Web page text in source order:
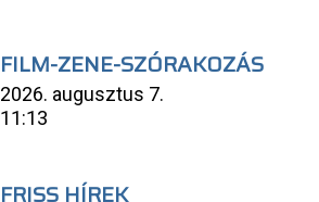
FILM-ZENE-SZÓRAKOZÁS
2026. augusztus 7.
11:13
FRISS HÍREK